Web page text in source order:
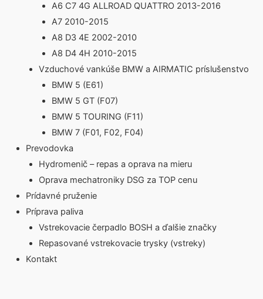
A6 C7 4G ALLROAD QUATTRO 2013-2016
A7 2010-2015
A8 D3 4E 2002-2010
A8 D4 4H 2010-2015
Vzduchové vankúše BMW a AIRMATIC príslušenstvo
BMW 5 (E61)
BMW 5 GT (F07)
BMW 5 TOURING (F11)
BMW 7 (F01, F02, F04)
Prevodovka
Hydromenič – repas a oprava na mieru
Oprava mechatroniky DSG za TOP cenu
Prídavné pruženie
Príprava paliva
Vstrekovacie čerpadlo BOSH a ďalšie značky
Repasované vstrekovacie trysky (vstreky)
Kontakt